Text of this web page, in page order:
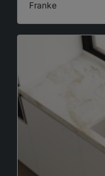
Franke